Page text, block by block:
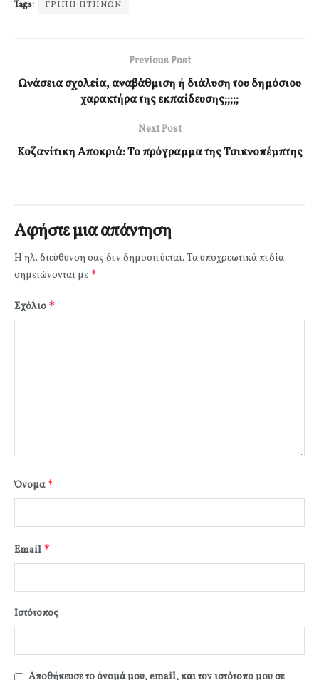
Tags: ΓΡΙΠΗ ΠΤΗΝΩΝ
Previous Post
Ωνάσεια σχολεία, αναβάθμιση ή διάλυση του δημόσιου
χαρακτήρα της εκπαίδευσης;;;;;
Next Post
Κοζανίτικη Αποκριά: Το πρόγραμμα της Τσικνοπέμπτης
Αφήστε μια απάντηση
Η ηλ. διεύθυνση σας δεν δημοσιεύεται. Τα υποχρεωτικά πεδία
σημειώνονται με *
Σχόλιο *
Όνομα*
Email *
Ιστότοπος
Αποθήκευσε το όνομά μου, email, και τον ιστότοπο μου σε